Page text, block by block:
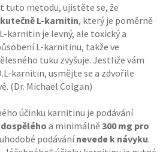
tuto metodu, ujistěte se, že
L-karnitin, který je poměrně
karnitin je levný, ale toxický a
L-karnitinu, takže ve
tuku zvyšuje. Jestliže vám
karnitin, usmějte se a zdvořile
(Dr. Michael Colgan)
účinku karnitinu je podávání
a minimálně300 mg pro
podávánínevede k návyku.